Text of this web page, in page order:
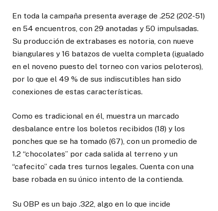
En toda la campaña presenta average de .252 (202-51)
en 54 encuentros, con 29 anotadas y 50 impulsadas.
Su producción de extrabases es notoria, con nueve
biangulares y 16 batazos de vuelta completa (igualado
en el noveno puesto del torneo con varios peloteros),
por lo que el 49 % de sus indiscutibles han sido
conexiones de estas características.
Como es tradicional en él, muestra un marcado
desbalance entre los boletos recibidos (18) y los
ponches que se ha tomado (67), con un promedio de
1.2 “chocolates” por cada salida al terreno y un
“cafecito” cada tres turnos legales. Cuenta con una
base robada en su único intento de la contienda.
Su OBP es un bajo .322, algo en lo que incide